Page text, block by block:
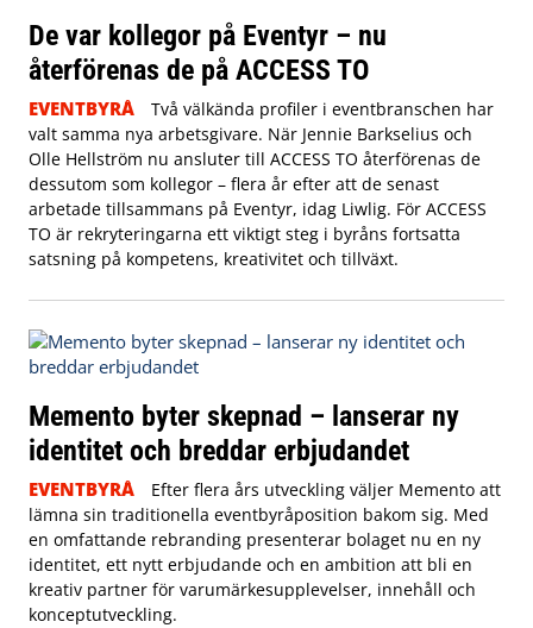
De var kollegor på Eventyr – nu
återförenas de på ACCESS TO
EVENTBYRÅ
Två välkända profiler i eventbranschen har
valt samma nya arbetsgivare. När Jennie Barkselius och
Olle Hellström nu ansluter till ACCESS TO återförenas de
dessutom som kollegor – flera år efter att de senast
arbetade tillsammans på Eventyr, idag Liwlig. För ACCESS
TO är rekryteringarna ett viktigt steg i byråns fortsatta
satsning på kompetens, kreativitet och tillväxt.
Memento byter skepnad – lanserar ny
identitet och breddar erbjudandet
EVENTBYRÅ
Efter flera års utveckling väljer Memento att
lämna sin traditionella eventbyråposition bakom sig. Med
en omfattande rebranding presenterar bolaget nu en ny
identitet, ett nytt erbjudande och en ambition att bli en
kreativ partner för varumärkesupplevelser, innehåll och
konceptutveckling.